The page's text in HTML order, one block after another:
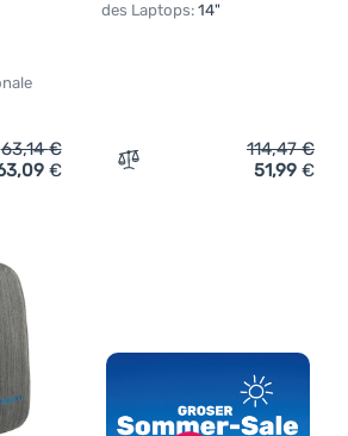
Thule Notus 20 L' hinzufügen
63,14€
€
des Laptops: 14"
Zum Vergleich 'Rucksack
114,47€
51,99 €